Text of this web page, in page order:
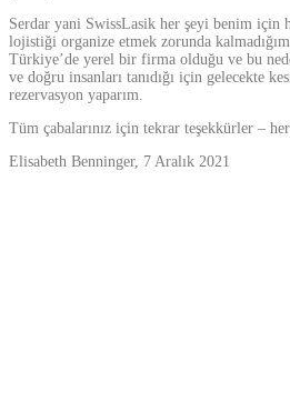
Serdar yani SwissLasik her şeyi benim için
lojistiği organize etmek zorunda
Türkiye’de yerel bir firma olduğu ve bu
ve doğru insanları tanıdığı için gelecekte
rezervasyon yaparım.
Tüm çabalarınız için tekrar teşekkürler –
Elisabeth Benninger, 7 Aralık 2021